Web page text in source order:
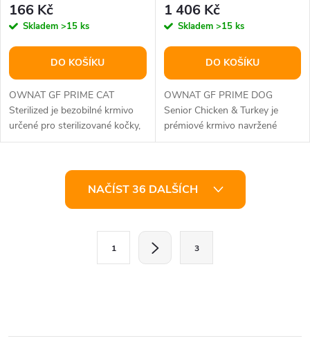
166 Kč
Skladem >15 ks
DO KOŠÍKU
OWNAT GF PRIME CAT
Sterilized je bezobilné krmivo
určené pro sterilizované kočky,
které mají sklon k nadváze.
1 406 Kč
Skladem >15 ks
DO KOŠÍKU
OWNAT GF PRIME DOG
Senior Chicken & Turkey je
prémiové krmivo navržené
speciálně pro starší psy, které
NAČÍST 36 DALŠÍCH
k
1 3